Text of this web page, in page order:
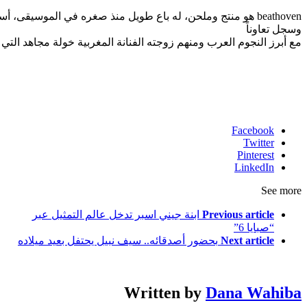
وسجل تعاوناً
مع أبرز النجوم العرب ومنهم زوجته الفنانة المغربية خولة مجاهد
Facebook
Twitter
Pinterest
LinkedIn
See more
Previous article ابنة جيني اسبر تدخل عالم التمثيل عبر
“صبايا 6”
Next article بحضور أصدقائه.. سيف نبيل يحتفل بعيد ميلاده
Written by Dana Wahiba